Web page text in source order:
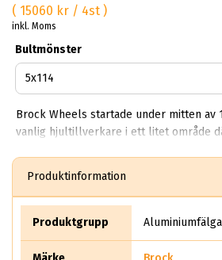
( 15060 kr / 4st )
inkl. Moms
Bultmönster
Brock Wheels startade under mitten av
vanlig hjultillverkare i ett litet område
850,000 brock fälgar per dag? Helt
fick veta det här vart experterna på
Det säljer rent teoretiskt mer än 10
Produktinformation
Produktgrupp